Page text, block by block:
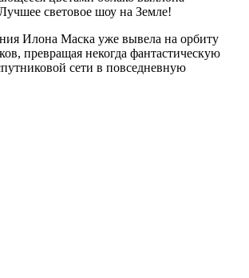
световое шоу на Земле!
Илона Маска уже вывела на орбиту
превращая некогда фантастическую
сети в повседневную